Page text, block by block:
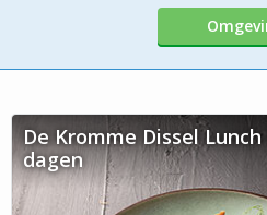
De Kromme Dissel
dagen